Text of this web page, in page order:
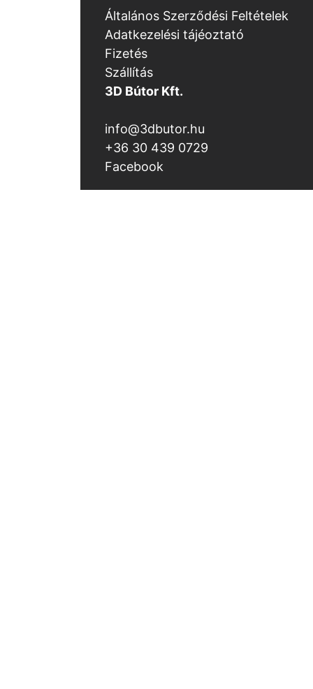
Általános Szerződési Feltételek
Adatkezelési tájéoztató
Fizetés
Szállítás
3D Bútor Kft.
info@3dbutor.hu
+36 30 439 0729
Facebook